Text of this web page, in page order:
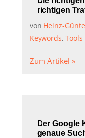
richtigen
von Heinz-
Keywords, Tools
Zum Artikel »
Der Google
genaue